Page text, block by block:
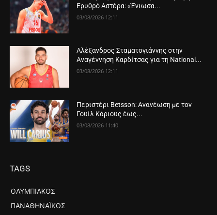
Ερυθρό Αστέρα: «Ένιωσα...
03/08/2026 12:11
Αλέξανδρος Σταματογιάννης στην
Αναγέννηση Καρδίτσας για τη National...
03/08/2026 12:11
Περιστέρι Betsson: Ανανέωση με τον
Γουίλ Κάριους έως...
03/08/2026 11:40
TAGS
ΟΛΥΜΠΙΑΚΌΣ
ΠΑΝΑΘΗΝΑΪΚΌΣ